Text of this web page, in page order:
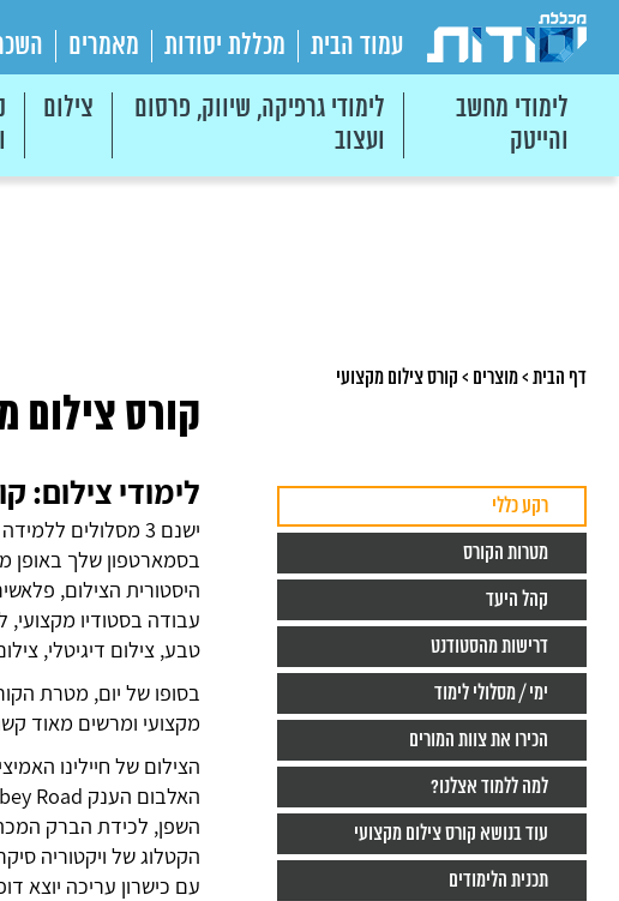
עמוד הבית מכללת יסודות מאמרים
לימודי מחשב
והייטק
לימודי גרפיקה, שיווק, פרסום
ועצוב
צילום
דף הבית>מוצרים > קורס צילום מקצועי
רקע כללי
מטרות הקורס
קהל היעד
דרישות מהסטודנט
ימי / מסלולי לימוד
הכירו את צוות המורים
למה ללמוד אצלנו?
עוד בנושא קורס צילום מקצועי
תכנית הלימודים
קורס צילום
לימודי צילום:
היסטורית הצילום,
עבודה בסטודיו מקצועי,
טבע, צילום דיגיטלי,
בסופו של יום, מטרת
מקצועי ומרשים מאוד
הצילום של חיילינו
השפן, לכידת הברק המכה
עם כישרון עריכה יוצא